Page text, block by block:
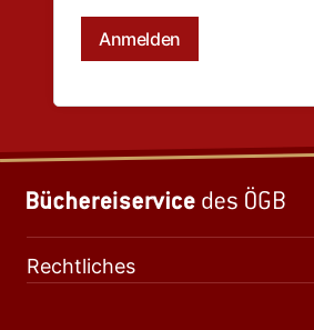
Rechtliches